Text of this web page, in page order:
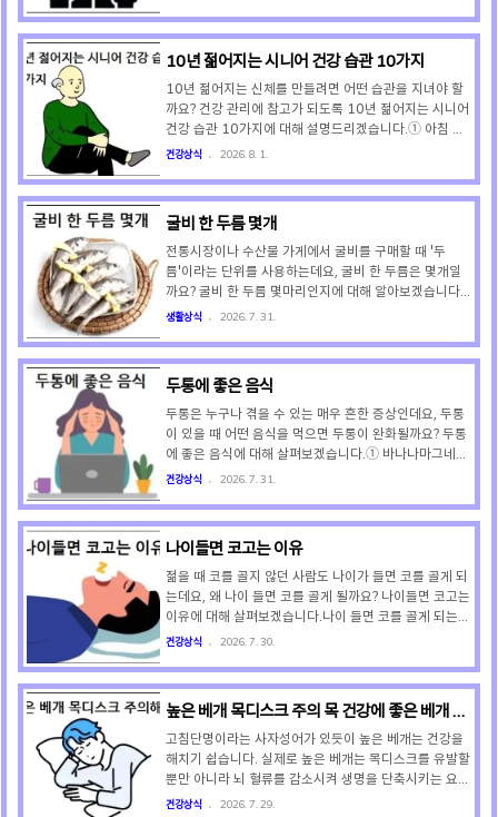
내므로..
다. 인척은 피를 나눈 혈족은 아니지만 결혼을 통해 가족
이 되는데요, 배우자를 기준으로 할 때 친족에 포함되는
인척은 아래와 같습니다. ① 인척 1촌배우자의 부모(시
부모, 장인·장모), 자녀의 배우자(며느리, 사위) ② 인척 2
촌배우자의 형제자매(처남, 처제, 처형, 시동생, 시누이
등), 형제자매의 배우자(형수, 제수, 매형, 동서 등) ③ 인
10년 젊어지는 시니어 건강 습관 10가지
10년 젊어지는 신체를 만들려면 어떤 습관을 지녀야 할
까요? 건강 관리에 참고가 되도록 10년 젊어지는 시니어
건강 습관 10가지에 대해 설명드리겠습니다.① 아침 공
복 혈당을 지켜라아침에 일어나면 먼저 미지근한 물 한
안정시키는 삶은 달걀, 찐 감자, 양배추를 먼저 섭취하여
과 액상과당을 단절하라가공식품을 살 때 뒷면의 영양성
분표에서 당류 함량을 확인하고 당류 함량이 높은 식품을
피하도록 합니다. 또 달콤한 간식이나 탄산음료 대신 보
리차나 녹차로 대체하도록 합니다. ③ 유산소에 근력 운
동을 더하라일주일에 3~4회 평지 걷기를 한다면, 최소
건강상식 2026. 8. 1.
굴비 한 두름 몇개
전통시장이나 수산물 가게에서 굴비를 구매할 때 '두
름'이라는 단위를 사용하는데요, 굴비 한 두름은 몇개일
까요? 굴비 한 두름 몇마리인지에 대해 알아보겠습니다.
굴비 한 두름은 정확히 20마리를 의미합니다. 이 단위는
적용되는 표준화된 수량입니다. 따라서 굴비 한 두름을
가 한 두름으로 계산됩니다. 이러한 일관된 기준은 판매
자와 구매자 모두에게 편리함을 제공합니다. 참고로 '두
름 단위'는 주로 굴비나 조기에 적용되고 있습니다. 두름
은 물고기를 짚이나 끈으로 엮어 묶은 것으로 한국에서
수산물 세는 전통 단위입니다. 한 두름은 무조건 20마리
시..
생활상식 2026. 7. 31.
두통에 좋은 음식
두통은 누구나 겪을 수 있는 매우 흔한 증상인데요, 두통
이 있을 때 어떤 음식을 먹으면 두통이 완화될까요? 두통
에 좋은 음식에 대해 살펴보겠습니다.① 바나나마그네슘
이 풍부해 뇌 혈관과 근육을 이완시키고, 혈당 저하로 인
된 근육과 혈관을 완화하고, 신경을 안정시켜 두통을 가
뇌 신경 세포의 안정을 돕고 편두통을 예방합니다. ④ 버
섯비타민 B2(리보플라빈)가 풍부해 뇌 세포의 에너지 대
사를 돕고 편두통 발생 빈도를 낮춰줍니다. ⑤ 생강천연
진통제 성분(진저롤)이 통증 유발 물질을 억제하고 혈액
순환을 도와 지끈거리는 두통을 완화합니다. ⑥ 머위페타
통..
건강상식 2026. 7. 31.
나이들면 코고는 이유
젊을 때 코를 골지 않던 사람도 나이가 들면 코를 골게 되
는데요, 왜 나이 들면 코를 골게 될까요? 나이들면 코고는
이유에 대해 살펴보겠습니다.나이 들면 코를 골게 되는
가장 결정적인 이유는 상기도(숨길) 근육이 노화되면서
때 공기가 지나가는 통로인 목구멍(상기도) 주위를 감싸
잠을 잘 때 상기도 근육이 팽팽하게 유지되지만, 노화가
진행되면 상기도 근육이 느슨해져 아래로 처지면서 공기
가 지나가는 통로를 막게 됩니다. 상기도 근육이 공기가
지나가는 통로를 막게 되면 공기가 억지로 지나가면서 주
변의 부드러운 조직들을 세게 진동시키기 때문에 코 고는
건강상식 2026. 7. 30.
높은 베개 목디스크 주의 목 건강에 좋은 베개 높
이
고침단명이라는 사자성어가 있듯이 높은 베개는 건강을
해치기 쉽습니다. 실제로 높은 베개는 목디스크를 유발할
뿐만 아니라 뇌 혈류를 감소시켜 생명을 단축시키는 요인
으로도 작용합니다. 이에 높은 베개의 문제점과 목 건강
건강상식 2026. 7. 29.